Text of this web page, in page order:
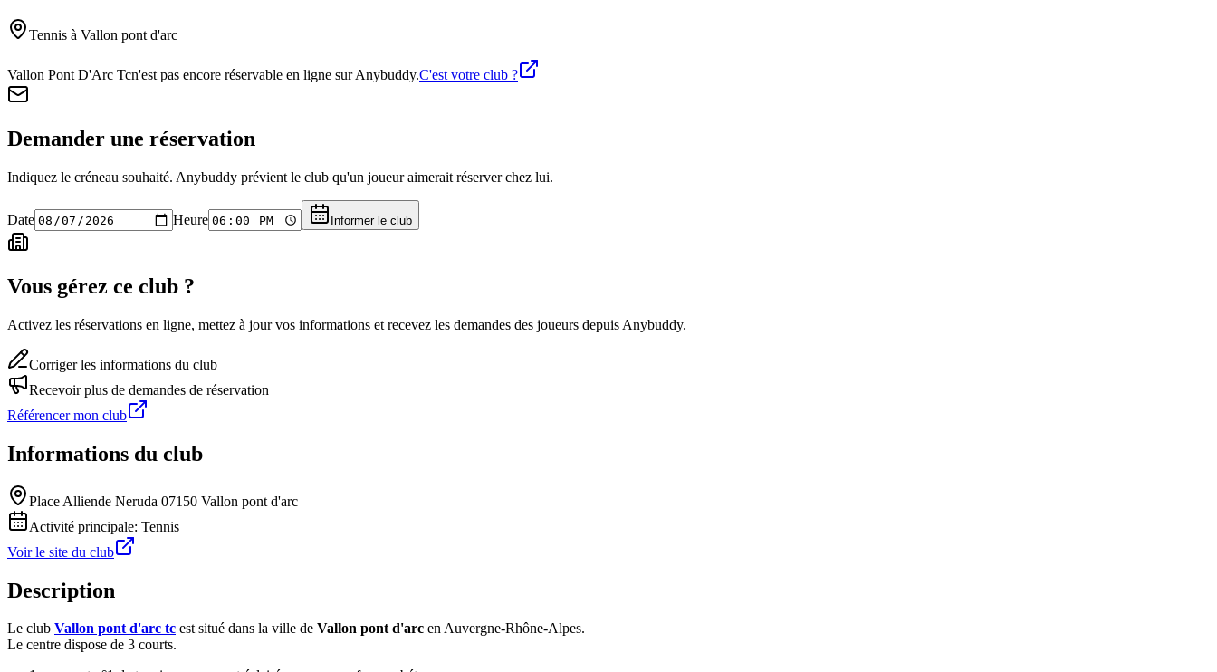
Tennis à Vallon pont d'arc
Vallon Pont D'Arc Tcn'est pas encore réservable en ligne sur Anybuddy.C'est votre club ?
Demander une réservation
Indiquez le créneau souhaité. Anybuddy prévient le club qu'un joueur aimerait réserver chez lui.
Date Heure Informer le club
Vous gérez ce club ?
Activez les réservations en ligne, mettez à jour vos informations et recevez les demandes des joueurs depuis Anybuddy.
Corriger les informations du club
Recevoir plus de demandes de réservation
Référencer mon club
Informations du club
Place Alliende Neruda 07150 Vallon pont d'arc
Activité principale: Tennis
Voir le site du club
Description
Le club Vallon pont d'arc tc est situé dans la ville de Vallon pont d'arc en Auvergne-Rhône-Alpes.
Le centre dispose de 3 courts.